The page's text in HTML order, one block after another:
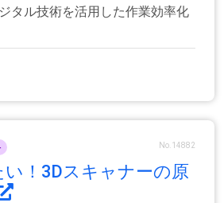
タル技術を活用した作業効率化
No.14882
！3Dスキャナーの原